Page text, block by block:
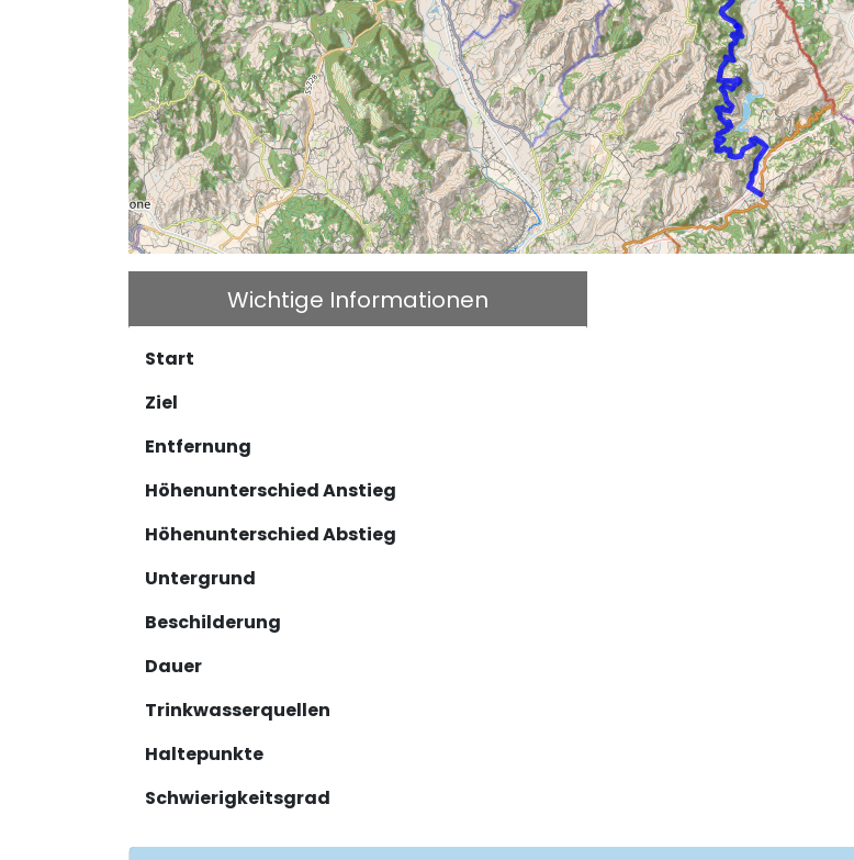
Wichtige Informationen
Start
Ziel
Entfernung
Höhenunterschied Anstieg
Höhenunterschied Abstieg
Untergrund
Beschilderung
Dauer
Trinkwasserquellen
Haltepunkte
Schwierigkeitsgrad